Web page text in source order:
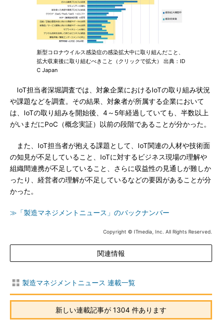
新型コロナウイルス感染症の感染拡大中に取り組んだこと、
拡大収束後に取り組むべきこと（クリックで拡大） 出典：ID
C Japan
IoT担当者深堀調査では、対象企業におけるIoTの取り組み状況
や課題などを調査。その結果、対象者が所属する企業において
は、IoTの取り組みを開始後、4～5年経過していても、半数以上
がいまだにPoC（概念実証）以前の段階であることが分かった。
また、IoT担当者が抱える課題として、IoT関連の人材や技術面
の知見が不足していること、IoTに対するビジネス現場の理解や
組織間連携が不足していること、さらに収益性の見通しが難しか
ったり、経営者の理解が不足しているなどの要因があることが分
かった。
≫「製造マネジメントニュース」のバックナンバー
Copyright © ITmedia, Inc. All Rights Reserved.
関連情報
製造マネジメントニュース 連載一覧
新しい連載記事が 1304 件あります